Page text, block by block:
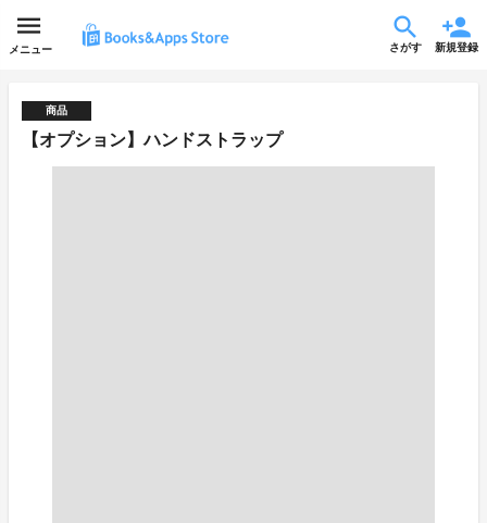
メニュー さがす 新規登録
商品
【オプション】ハンドストラップ